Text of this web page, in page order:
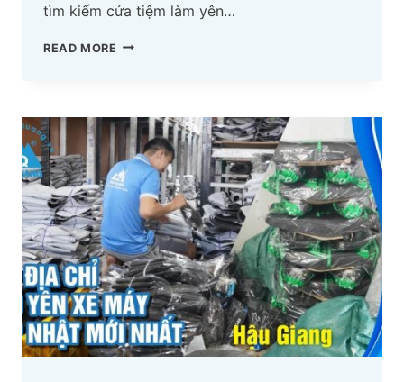
tìm kiếm cửa tiệm làm yên…
READ MORE TOP
YÊN
MÁY
HÒA
BÌNH
CẬP
NHẬT
MỚI
NHẤT